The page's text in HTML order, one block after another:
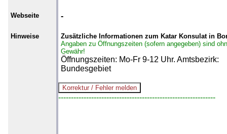
Webseite -
Hinweise
Zusätzliche Informationen zum Katar Konsulat in
Angaben zu Öffnungszeiten (sofern angegeben) sind
Gewähr!
Öffnungszeiten: Mo-Fr 9-12 Uhr. Amtsbezirk:
Bundesgebiet
--------------------------------------------------------------